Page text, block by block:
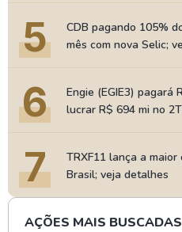
5
CDB pagando 105%
mês com nova Selic;
6
Engie (EGIE3) pagará
lucrar R$ 694 mi no
7
TRXF11 lança a
Brasil; veja detalhes
AÇÕES MAIS BUSCADAS